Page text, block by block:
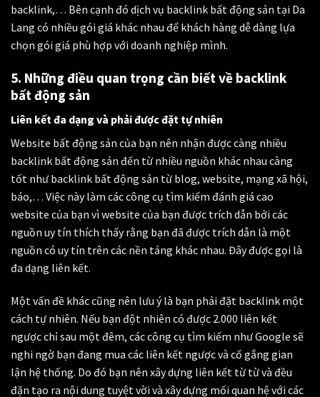
backlink,… Bên cạnh đó dịch vụ backlink bất động sản tại Da
Lang có nhiều gói giá khác nhau để khách hàng dễ dàng lựa
chọn gói giá phù hợp với doanh nghiệp mình.
5. Những điều quan trọng cần biết về backlink
bất động sản
Liên kết đa dạng và phải được đặt tự nhiên
Website bất động sản của bạn nên nhận được càng nhiều
backlink bất động sản đến từ nhiều nguồn khác nhau càng
tốt như backlink bất động sản từ blog, website, mạng xã hội,
báo,… Việc này làm các công cụ tìm kiếm đánh giá cao
website của bạn vì website của bạn được trích dẫn bởi các
nguồn uy tín thích thấy rằng bạn đã được trích dẫn là một
nguồn có uy tín trên các nền tảng khác nhau. Đây được gọi là
đa dạng liên kết.
Một vấn đề khác cũng nên lưu ý là bạn phải đặt backlink một
cách tự nhiên. Nếu bạn đột nhiên có được 2.000 liên kết
ngược chỉ sau một đêm, các công cụ tìm kiếm như Google sẽ
nghi ngờ bạn đang mua các liên kết ngược và cố gắng gian
lận hệ thống. Do đó bạn nên xây dựng liên kết từ từ và đều
đặn tạo ra nội dung tuyệt vời và xây dựng mối quan hệ với các